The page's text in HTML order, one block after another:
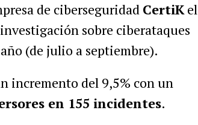
de ciberseguridad CertiKel
sobre ciberataques
(de julio a septiembre).
incremento del 9,5% con un
en 155 incidentes.